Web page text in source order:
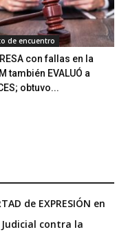
de encuentro
con fallas en la
también EVALUÓ a
obtuvo...
de EXPRESIÓN en
contra la